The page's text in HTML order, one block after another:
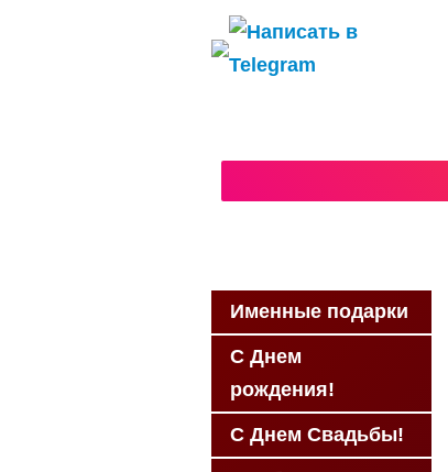
Именные подарки
С Днем
рождения!
С Днем Свадьбы!